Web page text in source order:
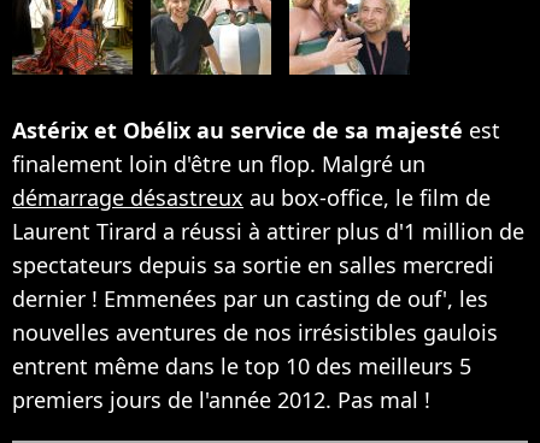
Astérix et Obélix au service de sa majesté est
finalement loin d'être un flop. Malgré un
démarrage désastreux au box-office, le film de
Laurent Tirard a réussi à attirer plus d'1 million de
spectateurs depuis sa sortie en salles mercredi
dernier ! Emmenées par un casting de ouf', les
nouvelles aventures de nos irrésistibles gaulois
entrent même dans le top 10 des meilleurs 5
premiers jours de l'année 2012. Pas mal !